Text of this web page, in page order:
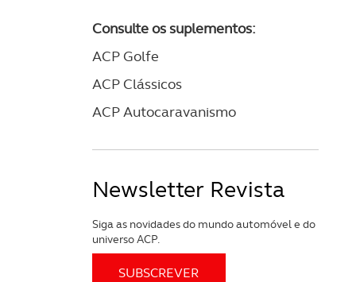
Consulte os suplementos:
ACP Golfe
ACP Clássicos
ACP Autocaravanismo
Newsletter Revista
Siga as novidades do mundo automóvel e do
universo ACP.